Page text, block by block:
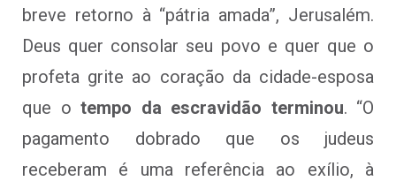
breve retorno à “pátria amada”, Jerusalém.
Deus quer consolar seu povo e quer que o
profeta grite ao coração da cidade-esposa
que o tempo da escravidão terminou. “O
pagamento dobrado que os judeus
receberam é uma referência ao exílio, à